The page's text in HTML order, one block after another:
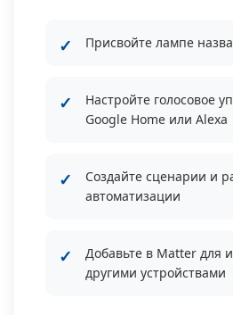
Присвойте лампе
Настройте голосовое
Google Home или Alexa
Создайте сценарии и
автоматизации
Добавьте в Matter для
другими устройствами